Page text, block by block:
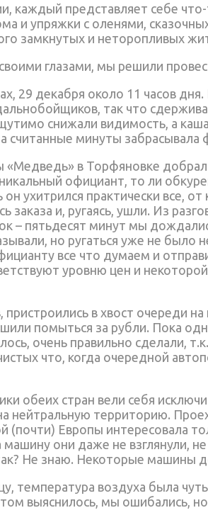
каждый представляет себе
и упряжки с оленями,
замкнутых и неторопливых
глазами, мы решили
29 декабря около 11 часов
так что
снижали видимость, а
считанные минуты
«Медведь» в Торфяновке
официант, то ли
ухитрился практически все,
и, ругаясь, ушли. Из
– пятьдесят минут мы
но ругаться уже не
все что думаем и
уровню цен и
пристроились в хвост очереди
помыться за рубли. Пока
очень правильно сделали,
что, когда очередной
обеих стран вели себя
нейтральную территорию.
(почти) Европы интересовала
машину они даже не взглянули,
Не знаю. Некоторые машины
температура воздуха была
выяснилось, мы ошибались,